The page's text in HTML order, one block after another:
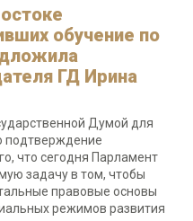
обучение по
ГД Ирина
Думой для
подтверждение
что сегодня Парламент
задачу в том, чтобы
правовые основы
режимов развития